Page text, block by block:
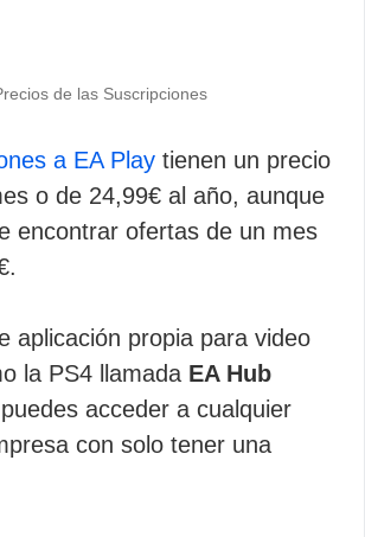
de las Suscripciones
a EA Play tienen un precio
o de 24,99€ al año, aunque
encontrar ofertas de un mes
aplicación propia para video
la PS4 llamada EA Hub
acceder a cualquier
con solo tener una